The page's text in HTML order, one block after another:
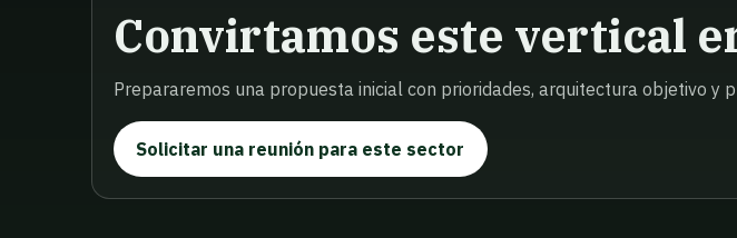
Convirtamos este vertical
Prepararemos una propuesta inicial con prioridades, arquitectura objetivo y
Solicitar una reunión para este sector